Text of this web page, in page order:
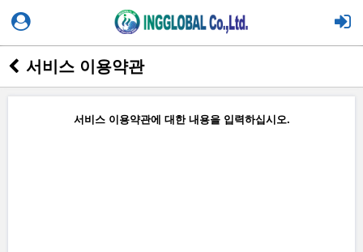
서비스 이용약관
서비스 이용약관에 대한 내용을 입력하십시오.